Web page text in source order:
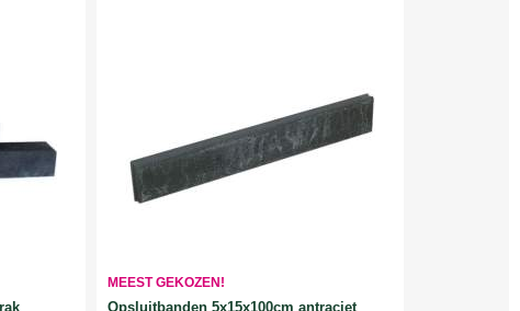
MEEST GEKOZEN!
Opsluitbanden 5x15x100cm antraciet